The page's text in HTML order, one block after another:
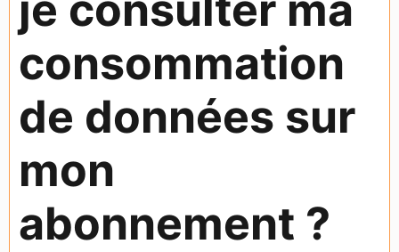
consommation
de données sur
mon
abonnement ?